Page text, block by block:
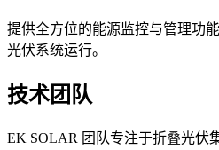
提供全方位的能源监控与管理功
光伏系统运行。
技术团队
EK SOLAR 团队专注于折叠光伏